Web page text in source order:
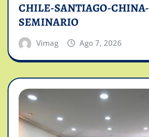
CHILE-SANTIAGO-CHINA-
SEMINARIO
Vimag Ago 7, 2026